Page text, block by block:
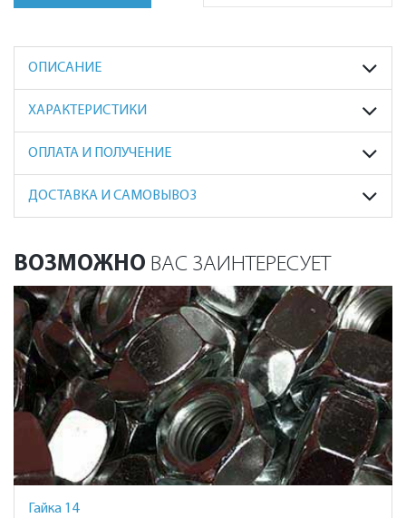
ОПИСАНИЕ
ХАРАКТЕРИСТИКИ
ОПЛАТА И ПОЛУЧЕНИЕ
ДОСТАВКА И САМОВЫВОЗ
ВОЗМОЖНО ВАС ЗАИНТЕРЕСУЕТ
Гайка 14